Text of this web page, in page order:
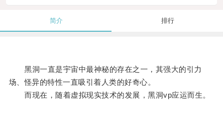
简介 排行
黑洞一直是宇宙中最神秘的存在之一，其强大的引力
场、怪异的特性一直吸引着人类的好奇心。
而现在，随着虚拟现实技术的发展，黑洞vp应运而生。